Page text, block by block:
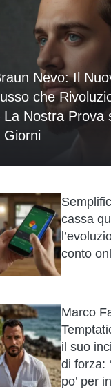
Nevo: Il
che
La Nostra Prova
Giorni
cassa
conto
Marco
il suo
di forza:
po’ per